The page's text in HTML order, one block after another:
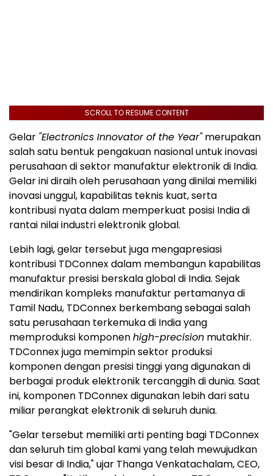
SCROLL TO RESUME CONTENT
Gelar "Electronics Innovator of the Year"merupakan
salah satu bentuk pengakuan nasional untuk inovasi
perusahaan di sektor manufaktur elektronik di India.
Gelar ini diraih oleh perusahaan yang dinilai memiliki
inovasi unggul, kapabilitas teknis kuat, serta
kontribusi nyata dalam memperkuat posisi India di
rantai nilai industri elektronik global.
Lebih lagi, gelar tersebut juga mengapresiasi
kontribusi TDConnex dalam membangun kapabilitas
manufaktur presisi berskala global di India. Sejak
mendirikan kompleks manufaktur pertamanya di
Tamil Nadu, TDConnex berkembang sebagai salah
satu perusahaan terkemuka di India yang
memproduksi komponenhigh-precision mutakhir.
TDConnex juga memimpin sektor produksi
komponen dengan presisi tinggi yang digunakan di
berbagai produk elektronik tercanggih di dunia. Saat
ini, komponen TDConnex digunakan lebih dari satu
miliar perangkat elektronik di seluruh dunia.
"Gelar tersebut memiliki arti penting bagi TDConnex
dan seluruh tim global kami yang telah mewujudkan
visi besar di India," ujar Thanga Venkatachalam, CEO,